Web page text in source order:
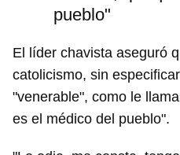
pueblo"
El líder chavista aseguró
catolicismo, sin
"venerable", como le
es el médico del pueblo".